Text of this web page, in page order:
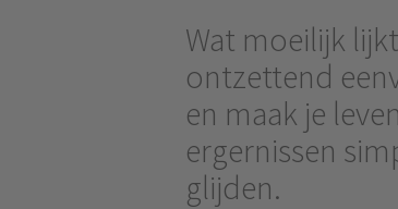
Wat moeilijk
ontzettend
en maak je
ergernissen
glijden.